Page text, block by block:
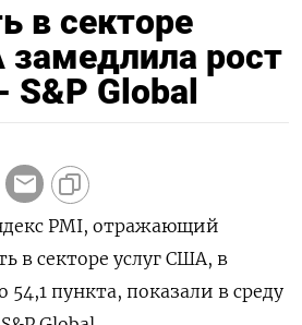
в секторе
рост
S&P Global
PMI, отражающий
в секторе услуг США, в
54,1 пункта, показали в среду